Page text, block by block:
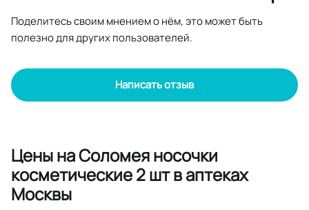
Поделитесь своим мнением о нём, это может быть
полезно для других пользователей.
Написать отзыв
Цены на Соломея носочки
косметические 2 шт в аптеках
Москвы